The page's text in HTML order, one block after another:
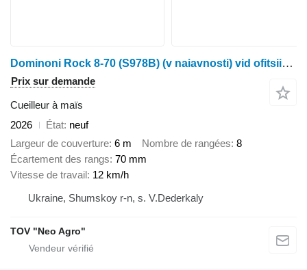
Dominoni Rock 8-70 (S978B) (v naiavnosti) vid ofitsiinoho dylera Neo Ahro
Prix sur demande
Cueilleur à maïs
2026
État neuf
Largeur de couverture 6 m Nombre de rangées 8
Écartement des rangs 70 mm
Vitesse de travail 12 km/h
Ukraine, Shumskoy r-n, s. V.Dederkaly
TOV "Neo Agro"